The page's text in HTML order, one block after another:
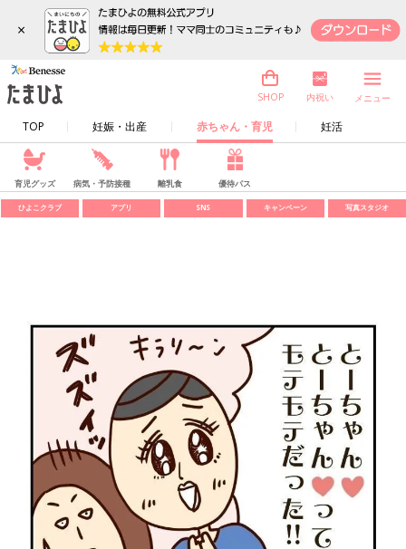
×
TOP 妊娠・出産 赤ちゃん・育児 妊活
SHOP 内祝い メニュー
育児グッズ 病気・予防接種 離乳食 優待パス
ひよこクラブ アプリ SNS キャンペーン 写真スタジオ